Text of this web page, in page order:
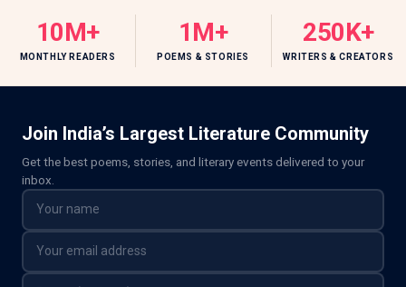
10M+
MONTHLY READERS
1M+
POEMS & STORIES
250K+
WRITERS & CREATORS
Join India’s Largest Literature Community
Get the best poems, stories, and literary events delivered to your
inbox.